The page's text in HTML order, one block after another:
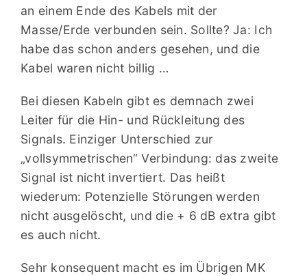
an einem Ende des Kabels mit der
Masse/Erde verbunden sein. Sollte? Ja: Ich
habe das schon anders gesehen, und die
Kabel waren nicht billig …
Bei diesen Kabeln gibt es demnach zwei
Leiter für die Hin- und Rückleitung des
Signals. Einziger Unterschied zur
„vollsymmetrischen“ Verbindung: das zweite
Signal ist nicht invertiert. Das heißt
wiederum: Potenzielle Störungen werden
nicht ausgelöscht, und die + 6 dB extra gibt
es auch nicht.
Sehr konsequent macht es im Übrigen MK